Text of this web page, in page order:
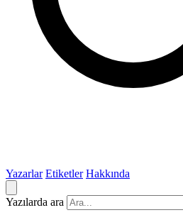
Yazarlar Etiketler Hakkında
Yazılarda ara